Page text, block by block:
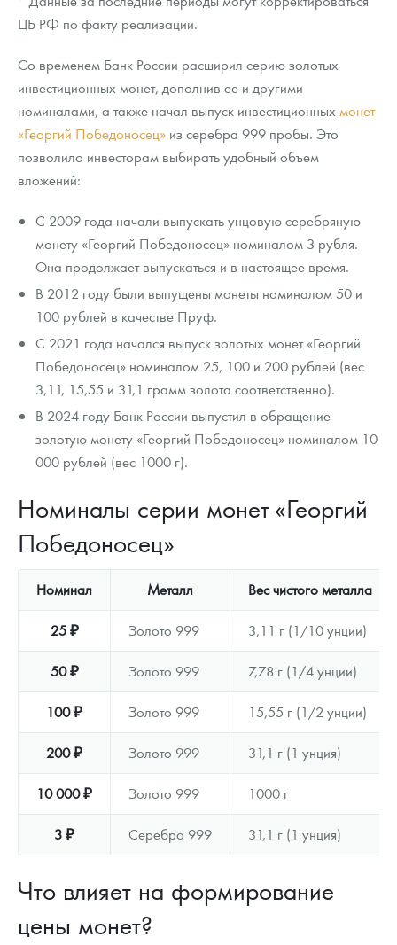
ЦБ РФ по факту реализации.
Со временем Банк России расширил серию золотых
инвестиционных монет, дополнив ее и другими
номиналами, а также начал выпуск инвестиционных монет
«Георгий Победоносец» из серебра 999 пробы. Это
позволило инвесторам выбирать удобный объем
вложений:
С 2009 года начали выпускать унцовую серебряную
монету «Георгий Победоносец» номиналом 3 рубля.
Она продолжает выпускаться и в настоящее время.
В 2012 году были выпущены монеты номиналом 50 и
100 рублей в качестве Пруф.
С 2021 года начался выпуск золотых монет «Георгий
Победоносец» номиналом 25, 100 и 200 рублей (вес
3,11, 15,55 и 31,1 грамм золота соответственно).
В 2024 году Банк России выпустил в обращение
золотую монету «Георгий Победоносец» номиналом 10
000 рублей (вес 1000 г).
Номиналы серии монет «Георгий
Победоносец»
Номинал Металл Вес чистого металла
25 ₽ Золото 999 3,11 г (1/10 унции)
50 ₽ Золото 999 7,78 г (1/4 унции)
100 ₽ Золото 999 15,55 г (1/2 унции)
200 ₽ Золото 999 31,1 г (1 унция)
10 000 ₽ Золото 999 1000 г
3 ₽ Серебро 999 31,1 г (1 унция)
Что влияет на формирование
цены монет?